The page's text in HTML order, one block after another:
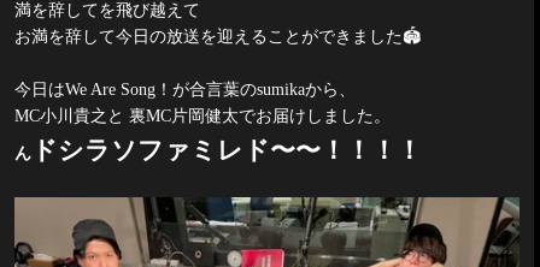
満を辞してを飛び越えて
お満を辞して今日の放送を迎えることができました 🏟
今日はWe Are Song ！が合言葉のsumikaから、
MC小川貴之と 裏MC片岡健太でお届けしました。
ん ドシラソファミレド〜〜！！！！